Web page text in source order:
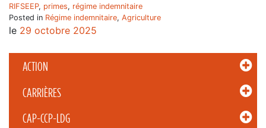
ACTION
CARRIÈRES
CAP-CCP-LDG
RIFSEEP, primes, régime indemnitaire
Posted in Régime indemnitaire, Agriculture
le 29 octobre 2025